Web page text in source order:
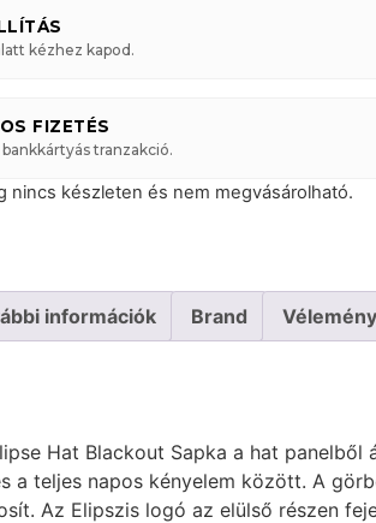
kézhez kapod.
FIZETÉS
tranzakció.
nincs készleten és nem megvásárolható.
információk Brand
Hat Blackout Sapka a hat
a teljes napos kényelem között. A
Az Elipszis logó az elülső részen